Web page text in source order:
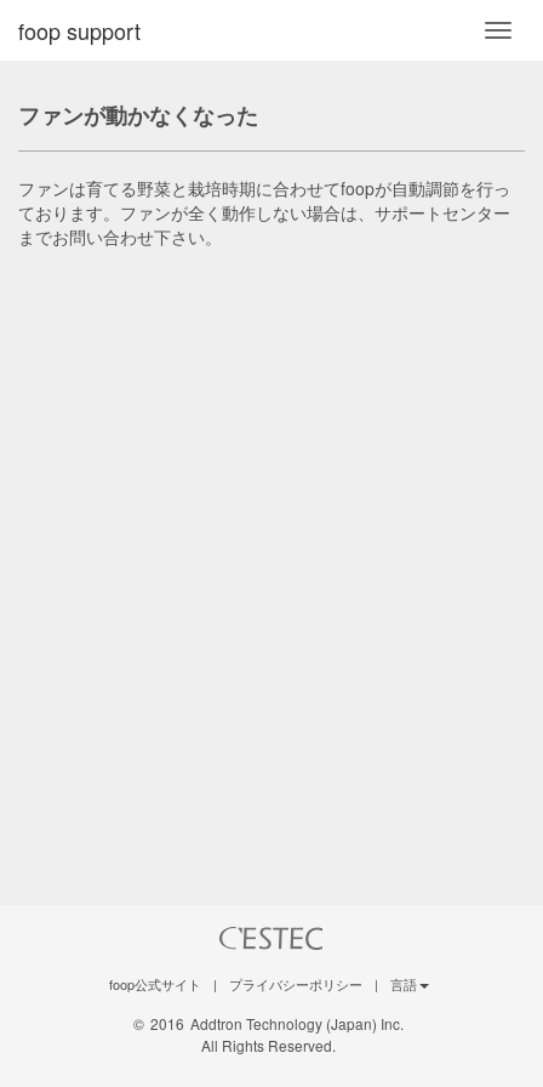
foop support
ファンが動かなくなった
ファンは育てる野菜と栽培時期に合わせてfoopが自動調節を行っ
ております。ファンが全く動作しない場合は、サポートセンター
までお問い合わせ下さい。
foop公式サイト | プライバシーポリシー | 言語
© 2016 Addtron Technology (Japan) Inc.
All Rights Reserved.